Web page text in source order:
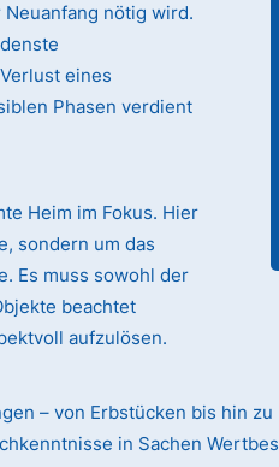
nötig wird.
eines
Phasen verdient
Heim im Fokus. Hier
sondern um das
Es muss sowohl der
beachtet
aufzulösen.
– von Erbstücken bis hin
in Sachen